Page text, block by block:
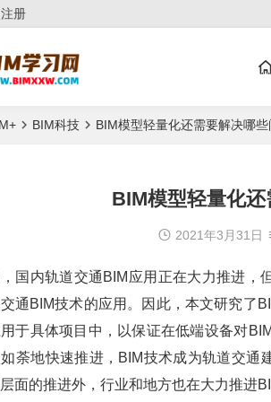
注册
BIM科技 BIM模型轻量化还需要解决哪些
BIM模型轻量化还
2021年3月31日
，国内轨道交通BIM应用正在大力推进
通BIM技术的应用。因此，本文研究了
于具体项目中，以保证在低端设备对
荼地快速推进，BIM技术成为轨道交通
面的推进外，行业和地方也在大力推进